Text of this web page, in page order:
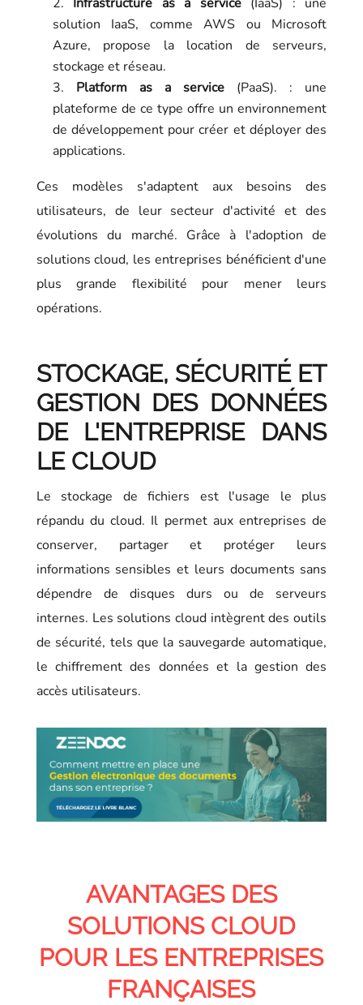
solution IaaS, comme AWS ou Microsoft
Azure, propose la location de serveurs,
stockage et réseau.
Platform as a service (PaaS). : une
plateforme de ce type offre un environnement
de développement pour créer et déployer des
applications.
Ces modèles s'adaptent aux besoins des
utilisateurs, de leur secteur d'activité et des
évolutions du marché. Grâce à l'adoption de
solutions cloud, les entreprises bénéficient d'une
plus grande flexibilité pour mener leurs
opérations.
STOCKAGE, SÉCURITÉ ET
GESTION DES DONNÉES
DE L'ENTREPRISE DANS
LE CLOUD
Le stockage de fichiers est l'usage le plus
répandu du cloud. Il permet aux entreprises de
conserver, partager et protéger leurs
informations sensibles et leurs documents sans
dépendre de disques durs ou de serveurs
internes. Les solutions cloud intègrent des outils
de sécurité, tels que la sauvegarde automatique,
le chiffrement des données et la gestion des
accès utilisateurs.
AVANTAGES DES
SOLUTIONS CLOUD
POUR LES ENTREPRISES
FRANÇAISES